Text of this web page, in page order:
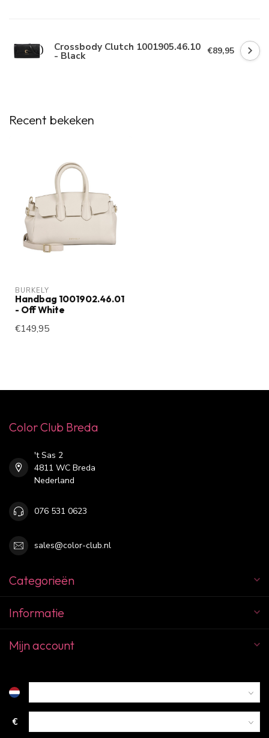
Crossbody Clutch 1001905.46.10
- Black €89,95
Recent bekeken
BURKELY
Handbag 1001902.46.01
- Off White
€149,95
Color Club Breda
't Sas 2
4811 WC Breda
Nederland
076 531 0623
sales@color-club.nl
Categorieën
Informatie
Mijn account
€